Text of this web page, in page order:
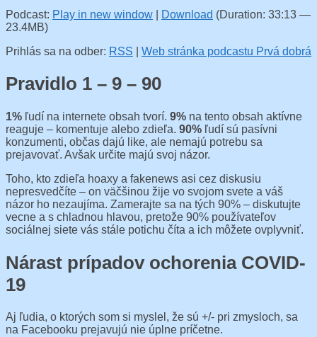
Podcast: Play in new window Download (Duration: 33:13 —
23.4MB)
Prihlás sa na odber: RSS Web stránka podcastu Prvá dobrá
Pravidlo 1 – 9 – 90
1% ľudí na internete obsah tvorí. 9% na tento obsah aktívne
reaguje – komentuje alebo zdieľa. 90% ľudí sú pasívni
konzumenti, občas dajú like, ale nemajú potrebu sa
prejavovať. Avšak určite majú svoj názor.
Toho, kto zdieľa hoaxy a fakenews asi cez diskusiu
nepresvedčíte – on väčšinou žije vo svojom svete a váš
názor ho nezaujíma. Zamerajte sa na tých 90% – diskutujte
vecne a s chladnou hlavou, pretože 90% používateľov
sociálnej siete vás stále potichu číta a ich môžete ovplyvniť.
Nárast prípadov ochorenia COVID-
19
Aj ľudia, o ktorých som si myslel, že sú +/- pri zmysloch, sa
na Facebooku prejavujú nie úplne príčetne.